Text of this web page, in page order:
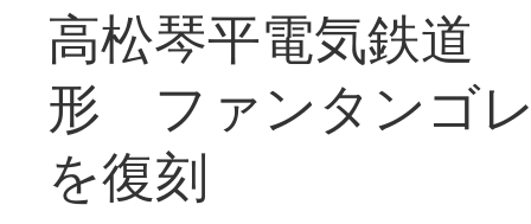
高松琴平電気鉄道
形 ファンタンゴ
を復刻